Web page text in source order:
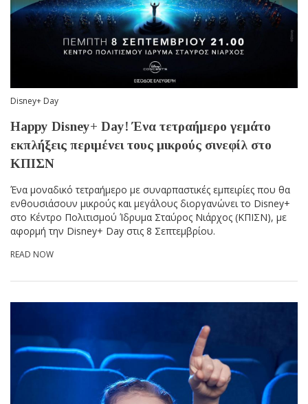
Disney+ Day
Happy Disney+ Day! Ένα τετραήμερο γεμάτο
εκπλήξεις περιμένει τους μικρούς σινεφίλ στο
ΚΠΙΣΝ
Ένα μοναδικό τετραήμερο με συναρπαστικές εμπειρίες που θα
ενθουσιάσουν μικρούς και μεγάλους διοργανώνει το Disney+
στο Κέντρο Πολιτισμού Ίδρυμα Σταύρος Νιάρχος (ΚΠΙΣΝ), με
αφορμή την Disney+ Day στις 8 Σεπτεμβρίου.
READ NOW